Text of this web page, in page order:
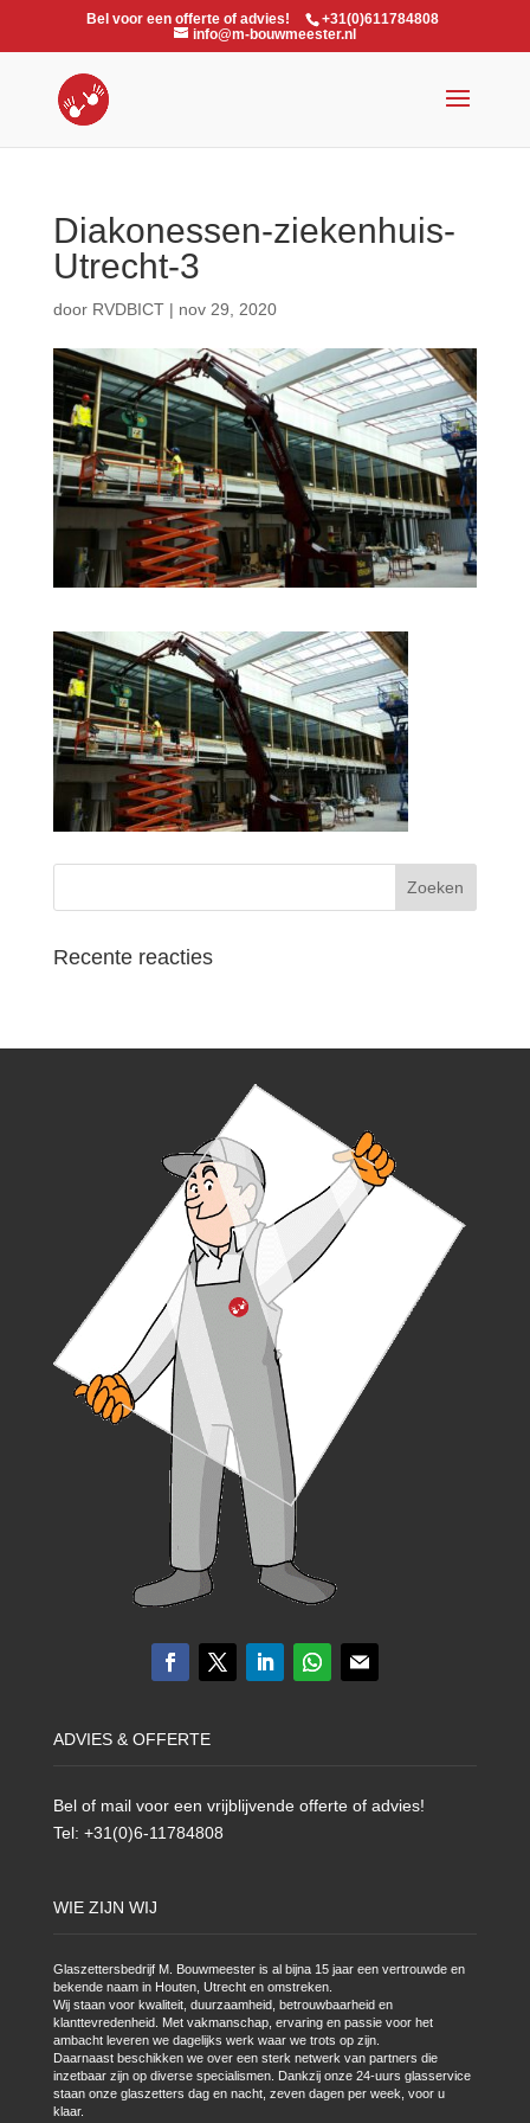
Bel voor een offerte of advies!
+31(0)611784808
info@m-bouwmeester.nl
Diakonessen-ziekenhuis-
Utrecht-3
door RVDBICT| nov 29, 2020
Recente reacties
ADVIES & OFFERTE
Bel of mail voor een vrijblijvende offerte of advies!
Tel: +31(0)6-11784808
WIE ZIJN WIJ
Glaszettersbedrijf M. Bouwmeester is al bijna 15 jaar een vertrouwde en
bekende naam in Houten, Utrecht en omstreken.
Wij staan voor kwaliteit, duurzaamheid, betrouwbaarheid en
klanttevredenheid. Met vakmanschap, ervaring en passie voor het
ambacht leveren we dagelijks werk waar we trots op zijn.
Daarnaast beschikken we over een sterk netwerk van partners die
inzetbaar zijn op diverse specialismen. Dankzij onze 24-uurs glasservice
staan onze glaszetters dag en nacht, zeven dagen per week, voor u
klaar.